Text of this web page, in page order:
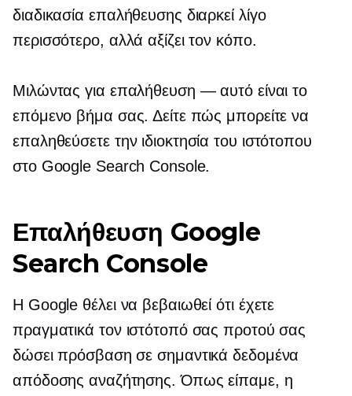
διαδικασία επαλήθευσης διαρκεί λίγο
περισσότερο, αλλά αξίζει τον κόπο.
Μιλώντας για επαλήθευση — αυτό είναι το
επόμενο βήμα σας. Δείτε πώς μπορείτε να
επαληθεύσετε την ιδιοκτησία του ιστότοπου
στο Google Search Console.
Επαλήθευση Google
Search Console
Η Google θέλει να βεβαιωθεί ότι έχετε
πραγματικά τον ιστότοπό σας προτού σας
δώσει πρόσβαση σε σημαντικά δεδομένα
απόδοσης αναζήτησης. Όπως είπαμε, η